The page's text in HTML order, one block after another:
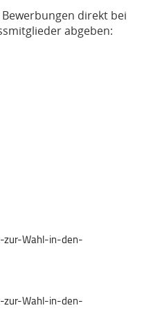
direkt bei
abgeben:
zur-Wahl-in-den-
zur-Wahl-in-den-